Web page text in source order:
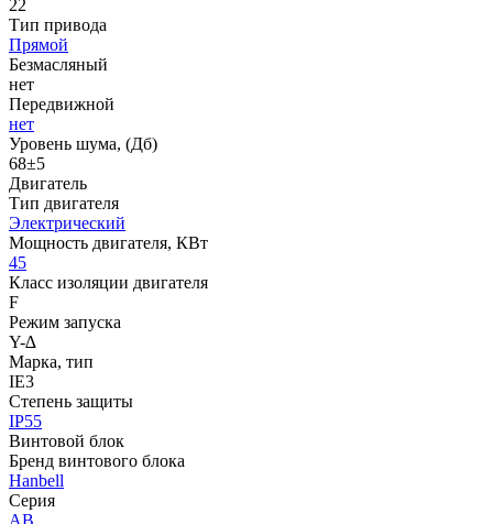
22
Тип привода
Прямой
Безмасляный
нет
Передвижной
нет
Уровень шума, (Дб)
68±5
Двигатель
Тип двигателя
Электрический
Мощность двигателя, КВт
45
Класс изоляции двигателя
F
Режим запуска
Y-∆
Марка, тип
IE3
Степень защиты
IP55
Винтовой блок
Бренд винтового блока
Hanbell
Серия
AB